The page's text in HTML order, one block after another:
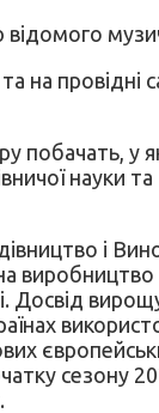
відомого
на провідні
побачать, у
науки
і
Досвід